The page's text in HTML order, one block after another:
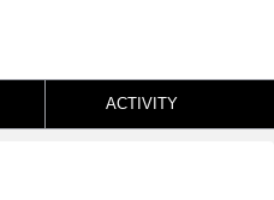
ACTIVITY